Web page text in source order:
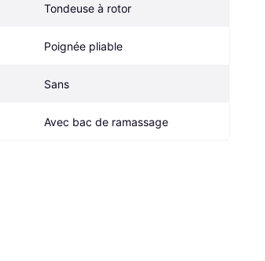
Tondeuse à rotor
Poignée pliable
Sans
Avec bac de ramassage